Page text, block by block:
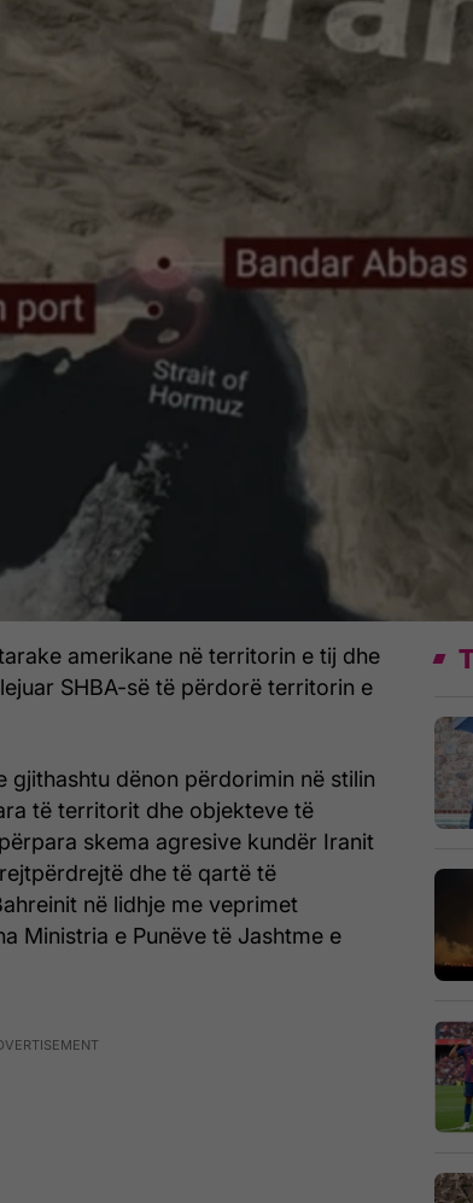
amerikane në territorin e tij dhe
SHBA-së të përdorë territorin e
gjithashtu dënon përdorimin në stilin
të territorit dhe objekteve të
skema agresive kundër Iranit
dhe të qartë të
në lidhje me veprimet
Ministria e Punëve të Jashtme e